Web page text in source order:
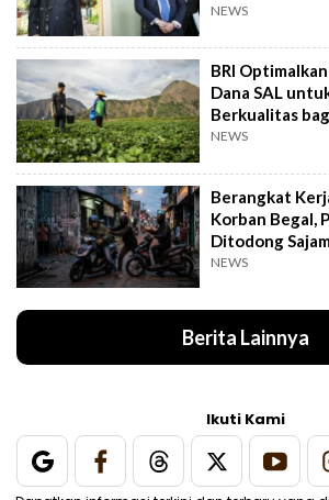
NEWS
BRI
Dana SAL
Berkualitas
NEWS
Berangkat
Korban Begal,
Ditodong
Digasak
NEWS
Berita Lainnya
Ikuti Kami